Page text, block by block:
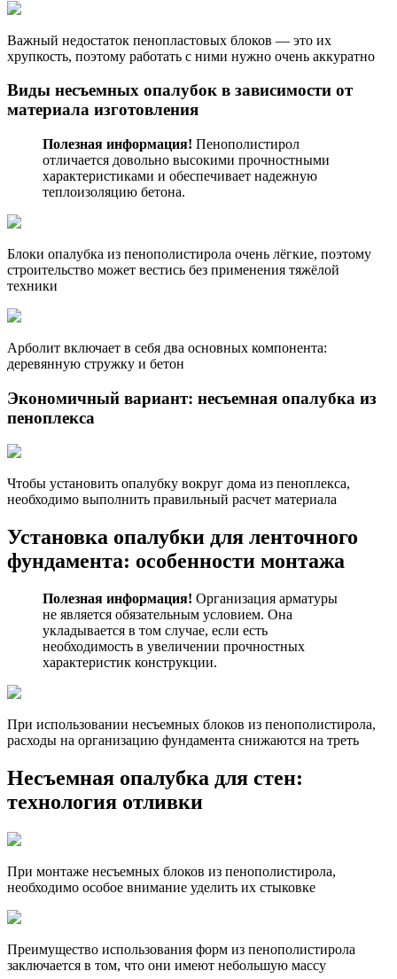
Важный недостаток пенопластовых блоков — это их
хрупкость, поэтому работать с ними нужно очень аккуратно
Виды несъемных опалубок в зависимости от
материала изготовления
Полезная информация! Пенополистирол
отличается довольно высокими прочностными
характеристиками и обеспечивает надежную
теплоизоляцию бетона.
Блоки опалубка из пенополистирола очень лёгкие, поэтому
строительство может вестись без применения тяжёлой
техники
Арболит включает в себя два основных компонента:
деревянную стружку и бетон
Экономичный вариант: несъемная опалубка из
пеноплекса
Чтобы установить опалубку вокруг дома из пеноплекса,
необходимо выполнить правильный расчет материала
Установка опалубки для ленточного
фундамента: особенности монтажа
Полезная информация! Организация арматуры
не является обязательным условием. Она
укладывается в том случае, если есть
необходимость в увеличении прочностных
характеристик конструкции.
При использовании несъемных блоков из пенополистирола,
расходы на организацию фундамента снижаются на треть
Несъемная опалубка для стен:
технология отливки
При монтаже несъемных блоков из пенополистирола,
необходимо особое внимание уделить их стыковке
Преимущество использования форм из пенополистирола
заключается в том, что они имеют небольшую массу